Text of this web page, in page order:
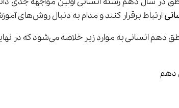
ارتباط برقرار کنند و مدام به دنبال روش‌های آموزشی مکمل برای یادگیری بهتر و عمیق‌تر این درس باشند.
دهم